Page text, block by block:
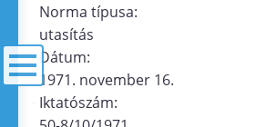
Norma típusa:
utasítás
Dátum:
1971. november 16.
Iktatószám: